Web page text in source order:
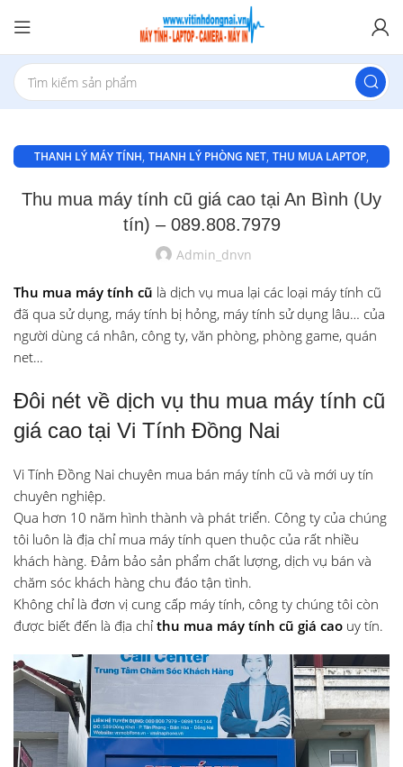
THANH LÝ MÁY TÍNH, THANH LÝ PHÒNG NET, THU MUA LAPTOP,
THU MUA MÁY TÍNH CỦ
Thu mua máy tính cũ giá cao tại An Bình (Uy
tín) – 089.808.7979
Admin_dnvn
Thu mua máy tính cũ là dịch vụ mua lại các loại máy tính cũ
đã qua sử dụng, máy tính bị hỏng, máy tính sử dụng lâu… của
người dùng cá nhân, công ty, văn phòng, phòng game, quán
net…
Đôi nét về dịch vụ thu mua máy tính cũ
giá cao tại Vi Tính Đồng Nai
Vi Tính Đồng Nai chuyên mua bán máy tính cũ và mới uy tín
chuyên nghiệp.
Qua hơn 10 năm hình thành và phát triển. Công ty của chúng
tôi luôn là địa chỉ mua máy tính quen thuộc của rất nhiều
khách hàng. Đảm bảo sản phẩm chất lượng, dịch vụ bán và
chăm sóc khách hàng chu đáo tận tình.
Không chỉ là đơn vị cung cấp máy tính, công ty chúng tôi còn
được biết đến là địa chỉthu mua máy tính cũ giá cao uy tín.